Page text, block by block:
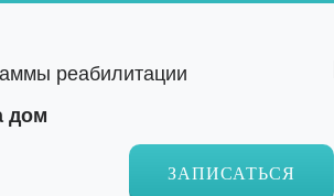
дом
ЗАПИСАТЬСЯ